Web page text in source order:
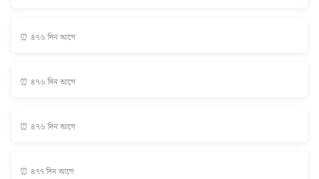
⏰ ৪৭৬ দিন আগে
⏰ ৪৭৬ দিন আগে
⏰ ৪৭৬ দিন আগে
⏰ ৪৭৭ দিন আগে